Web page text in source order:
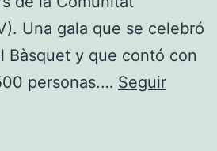
Una gala que se celebró
Bàsquet y que contó con
personas.… Seguir